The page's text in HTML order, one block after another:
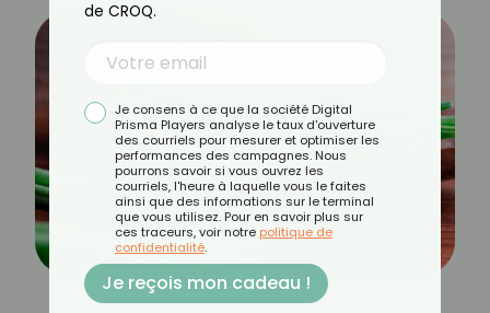
de CROQ.
Je consens à ce que la société Digital
Prisma Players analyse le taux d'ouverture
des courriels pour mesurer et optimiser les
performances des campagnes. Nous
pourrons savoir si vous ouvrez les
courriels, l'heure à laquelle vous le faites
ainsi que des informations sur le terminal
que vous utilisez. Pour en savoir plus sur
ces traceurs, voir notre politique de
confidentialité.
Je reçois mon cadeau !